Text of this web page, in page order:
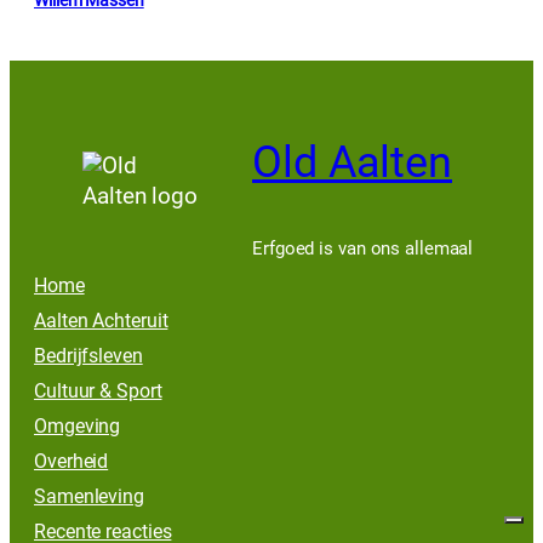
Contact
Beoordeel ons op Google! ⭐
Facebook Instagram